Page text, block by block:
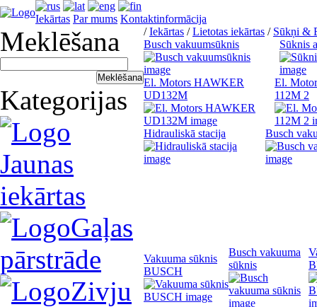
Iekārtas Par mums Kontaktinformācija
Meklēšana
Kategorijas
Jaunas
iekārtas
Gaļas
pārstrāde
Zivju
/Iekārtas /Lietotas iekārtas / Sūkņi &
Busch vakuumsūknis
Sūknis
El. Motors HAWKER
UD132M
El.
112M 2
Hidrauliskā stacija Busch
Vakuuma sūknis
BUSCH
Busch vakuuma
sūknis